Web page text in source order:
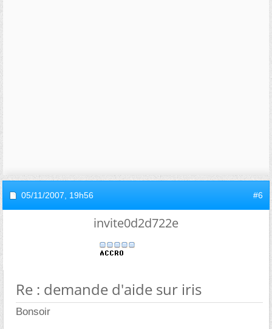
05/11/2007, 19h56 #6
invite0d2d722e
Re : demande d'aide sur iris
Bonsoir